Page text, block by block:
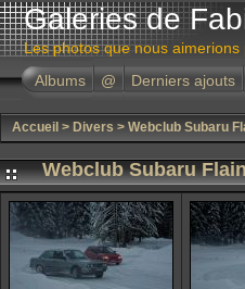
Galeries de
Les photos que nous
Albums
@ Derniers ajouts
Accueil > Divers > Webclub Subaru
Webclub Subaru